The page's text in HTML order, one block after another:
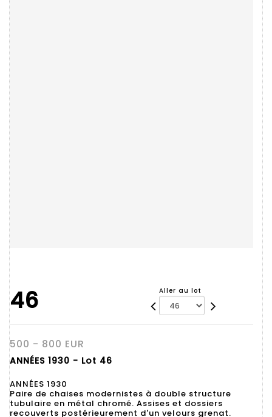
46 Aller au lot
500 - 800 EUR
ANNÉES 1930 - Lot 46
ANNÉES 1930
Paire de chaises modernistes à double structure
tubulaire en métal chromé. Assises et dossiers
recouverts postérieurement d'un velours grenat.